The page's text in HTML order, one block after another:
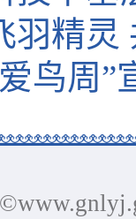
羽精
鸟周”